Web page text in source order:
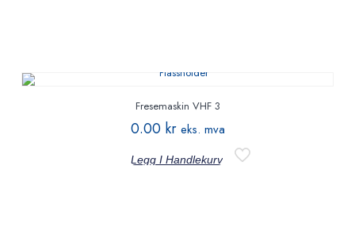
Fresemaskin VHF 3
0.00 kr eks. mva
Legg I Handlekurv